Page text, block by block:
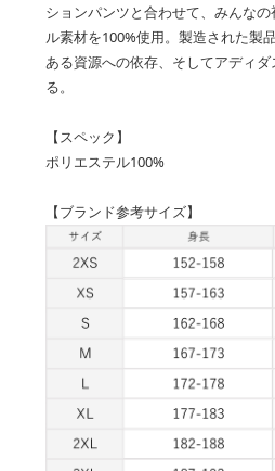
ションパンツと合わせて、みんな
ル素材を100%使用。製造された製
ある資源への依存、そしてアディ
る。
【スペック】
ポリエステル100%
【ブランド参考サイズ】